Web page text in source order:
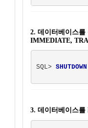
2. 데이터베이스
IMMEDIATE,
SQL>
3. 데이터베이스